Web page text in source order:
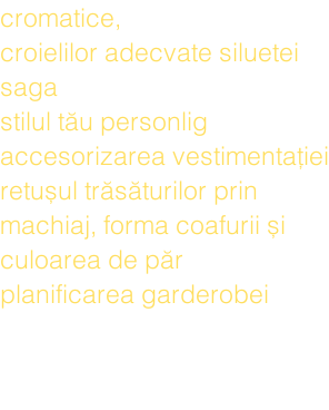
cromatice,
croielilor adecvate siluetei
saga
stilul tău personlig
accesorizarea vestimentației
retușul trăsăturilor prin
machiaj, forma coafurii și
culoarea de păr
planificarea garderobei